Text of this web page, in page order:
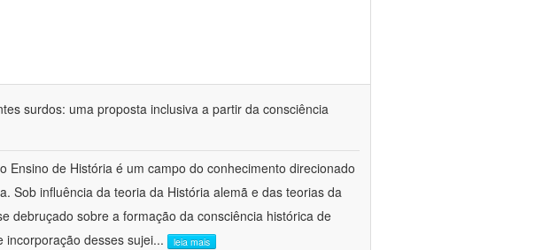
surdos: uma proposta inclusiva a partir da consciência
Ensino de História é um campo do conhecimento direcionado
Sob influência da teoria da História alemã e das teorias da
debruçado sobre a formação da consciência histórica de
incorporação desses sujei... leia mais